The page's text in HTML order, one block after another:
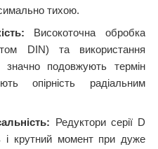
тихою.
Високоточна обробка
DIN) та використання
значно подовжують термін
опірність радіальним
Редуктори серії D
і крутний момент при дуже